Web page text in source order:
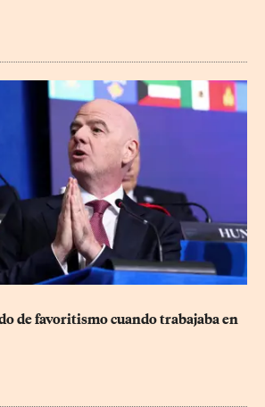
de favoritismo cuando trabajaba en